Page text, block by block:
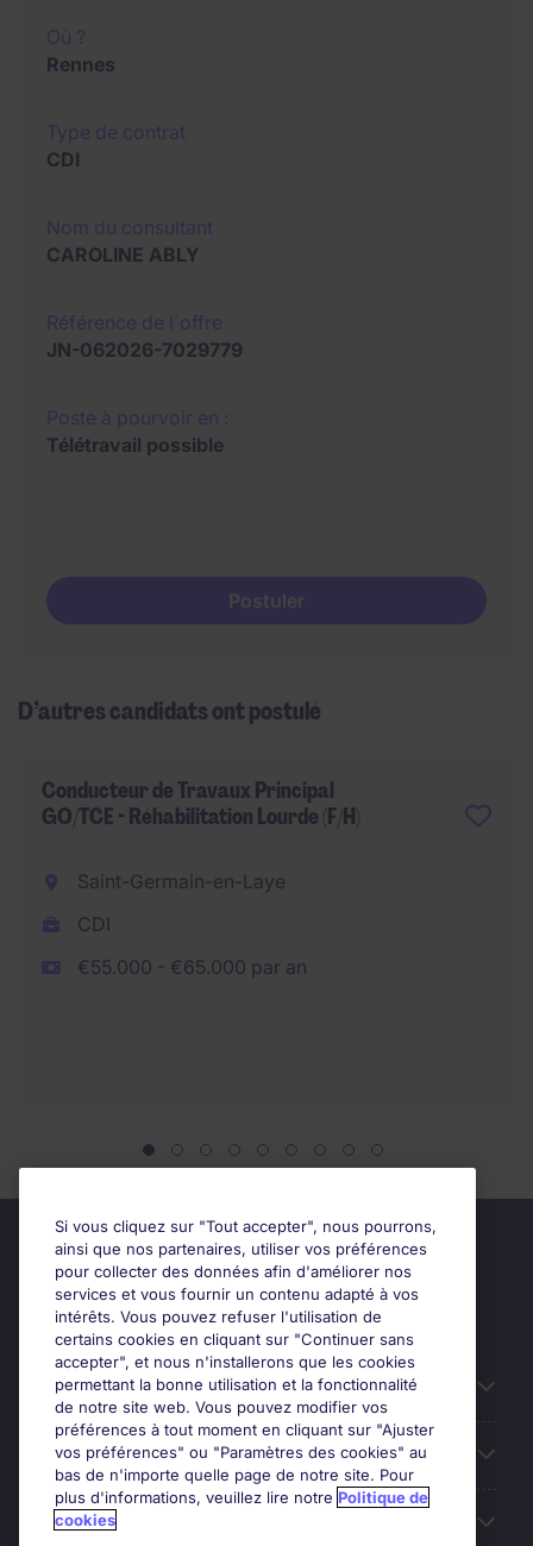
Rennes
CDI
CAROLINE ABLY
JN-062026-7029779
Télétravail possible
Postuler
D’autres candidats ont postulé
Conducteur de Travaux Principal
GO/TCE - Réhabilitation Lourde (F/H)
Saint-Germain-en-Laye
CDI
€55.000 - €65.000 par an
Candidats
Entreprises
Contact
Si vous cliquez sur "Tout accepter", nous pourrons,
ainsi que nos partenaires, utiliser vos préférences
pour collecter des données afin d'améliorer nos
services et vous fournir un contenu adapté à vos
intérêts. Vous pouvez refuser l'utilisation de
certains cookies en cliquant sur "Continuer sans
accepter", et nous n'installerons que les cookies
permettant la bonne utilisation et la fonctionnalité
de notre site web. Vous pouvez modifier vos
préférences à tout moment en cliquant sur "Ajuster
vos préférences" ou "Paramètres des cookies" au
bas de n'importe quelle page de notre site. Pour
plus d'informations, veuillez lire notre Politique de
cookies